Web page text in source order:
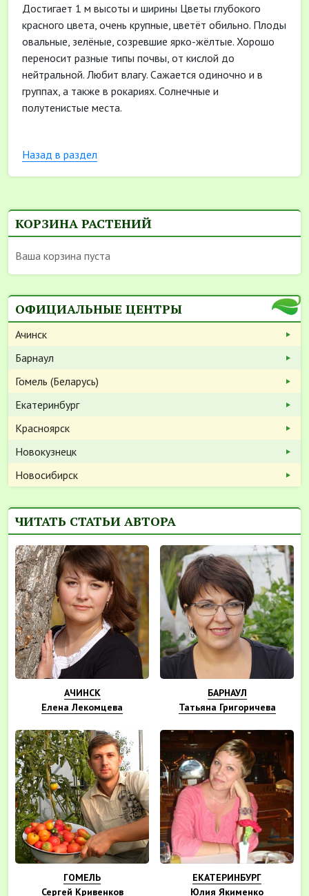
Достигает 1 м высоты и ширины Цветы глубокого
красного цвета, очень крупные, цветёт обильно. Плоды
овальные, зелёные, созревшие ярко-жёлтые. Хорошо
переносит разные типы почвы, от кислой до
нейтральной. Любит влагу. Сажается одиночно и в
группах, а также в рокариях. Солнечные и
полутенистые места.
Назад в раздел
КОРЗИНА РАСТЕНИЙ
Ваша корзина пуста
ОФИЦИАЛЬНЫЕ ЦЕНТРЫ
Ачинск
Барнаул
Гомель (Беларусь)
Екатеринбург
Красноярск
Новокузнецк
Новосибирск
ЧИТАТЬ СТАТЬИ АВТОРА
АЧИНСК
Елена Лекомцева
БАРНАУЛ
Татьяна Григоричева
ГОМЕЛЬ
Сергей Кривенков
ЕКАТЕРИНБУРГ
Юлия Якименко